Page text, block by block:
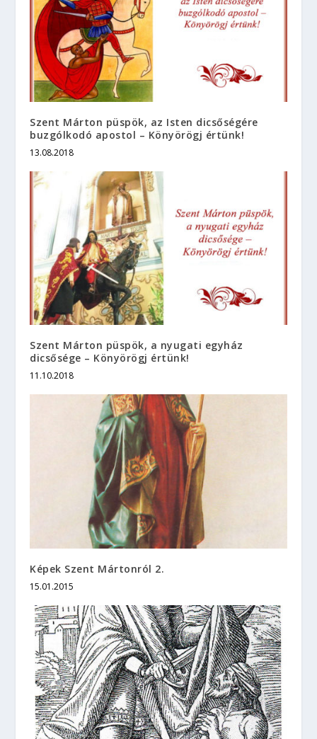
Szent Márton püspök, az Isten dicsőségére
buzgólkodó apostol – Könyörögj értünk!
13.08.2018
Szent Márton püspök, a nyugati egyház
dicsősége – Könyörögj értünk!
11.10.2018
Képek Szent Mártonról 2.
15.01.2015